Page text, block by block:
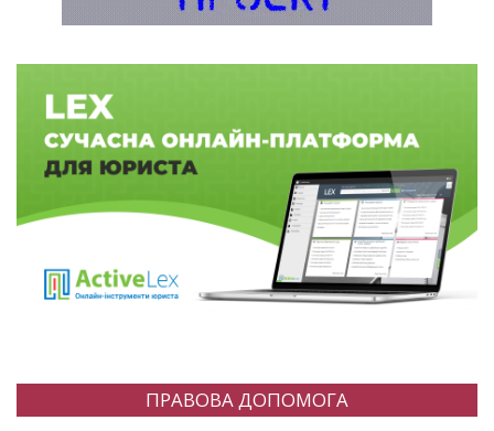
ПРАВОВА ДОПОМОГА